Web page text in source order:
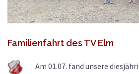
Familienfahrt des TV Elm
Am 01.07. fand unsere